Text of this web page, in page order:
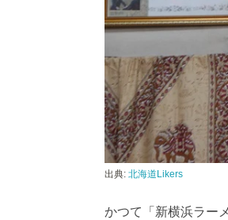
出典: 北海道Likers
かつて「新横浜ラー